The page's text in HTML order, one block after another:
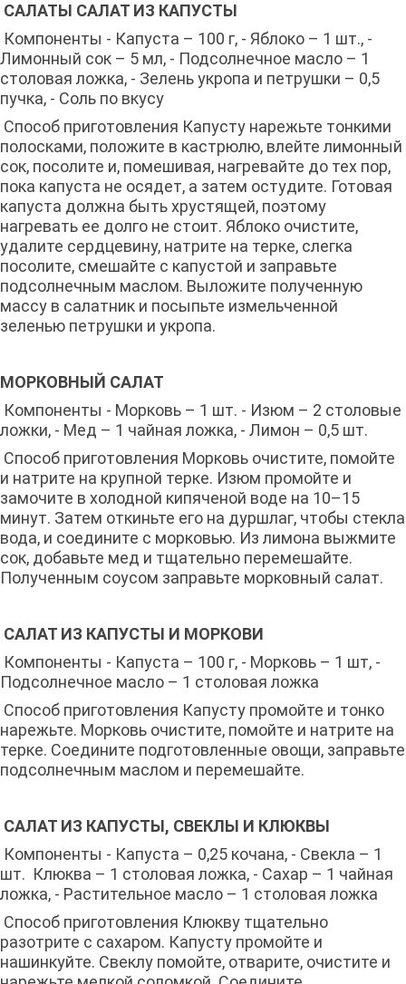
САЛАТЫ САЛАТ ИЗ КАПУСТЫ
Компоненты - Капуста – 100 г, - Яблоко – 1 шт., -
Лимонный сок – 5 мл, - Подсолнечное масло – 1
столовая ложка, - Зелень укропа и петрушки – 0,5
пучка, - Соль по вкусу
Способ приготовления Капусту нарежьте тонкими
полосками, положите в кастрюлю, влейте лимонный
сок, посолите и, помешивая, нагревайте до тех пор,
пока капуста не осядет, а затем остудите. Готовая
капуста должна быть хрустящей, поэтому
нагревать ее долго не стоит. Яблоко очистите,
удалите сердцевину, натрите на терке, слегка
посолите, смешайте с капустой и заправьте
подсолнечным маслом. Выложите полученную
массу в салатник и посыпьте измельченной
зеленью петрушки и укропа.
МОРКОВНЫЙ САЛАТ
Компоненты - Морковь – 1 шт. - Изюм – 2 столовые
ложки, - Мед – 1 чайная ложка, - Лимон – 0,5 шт.
Способ приготовления Морковь очистите, помойте
и натрите на крупной терке. Изюм промойте и
замочите в холодной кипяченой воде на 10–15
минут. Затем откиньте его на дуршлаг, чтобы стекла
вода, и соедините с морковью. Из лимона выжмите
сок, добавьте мед и тщательно перемешайте.
Полученным соусом заправьте морковный салат.
САЛАТ ИЗ КАПУСТЫ И МОРКОВИ
Компоненты - Капуста – 100 г, - Морковь – 1 шт, -
Подсолнечное масло – 1 столовая ложка
Способ приготовления Капусту промойте и тонко
нарежьте. Морковь очистите, помойте и натрите на
терке. Соедините подготовленные овощи, заправьте
подсолнечным маслом и перемешайте.
САЛАТ ИЗ КАПУСТЫ, СВЕКЛЫ И КЛЮКВЫ
Компоненты - Капуста – 0,25 кочана, - Свекла – 1
шт. Клюква – 1 столовая ложка, - Сахар – 1 чайная
ложка, - Растительное масло – 1 столовая ложка
Способ приготовления Клюкву тщательно
разотрите с сахаром. Капусту промойте и
нашинкуйте. Свеклу помойте, отварите, очистите и